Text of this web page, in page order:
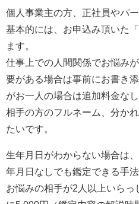
個人事業主の方、正社員やパ
基本的には、お申込み頂いた
ます。
仕事上での人間関係でお悩み
要がある場合は事前にお書き
がお一人の場合は追加料金な
相手の方のフルネーム、分か
たいです。
生年月日がわからない場合は
年月日なしでも鑑定できる手
お悩みの相手が2人以上いらっ